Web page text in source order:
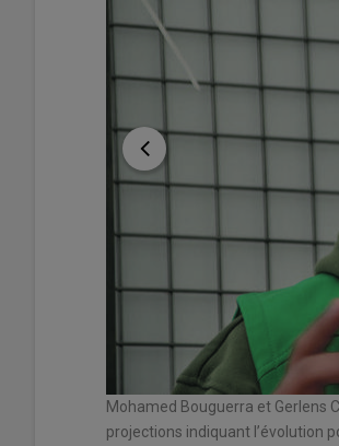
Mohamed Bouguerra et Gerlens
projections indiquant l’évolution